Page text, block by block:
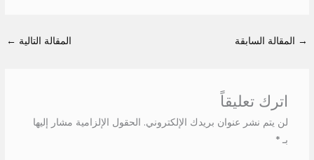
→ المقالة السابقة المقالة التالية ←
اترك تعليقاً
لن يتم نشر عنوان بريدك الإلكتروني. الحقول الإلزامية مشار إليها
بـ *